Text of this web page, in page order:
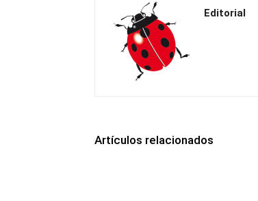
Editorial
Artículos relacionados